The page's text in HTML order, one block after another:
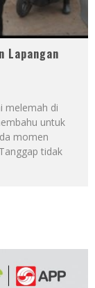
Lapangan
melemah di
untuk
momen
tidak